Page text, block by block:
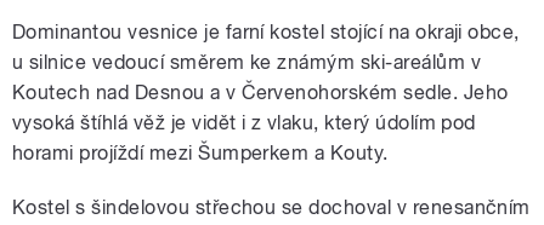
Dominantou vesnice je farní kostel stojící na okraji obce,
u silnice vedoucí směrem ke známým ski-areálům v
Koutech nad Desnou a v Červenohorském sedle. Jeho
vysoká štíhlá věž je vidět i z vlaku, který údolím pod
horami projíždí mezi Šumperkem a Kouty.
Kostel s šindelovou střechou se dochoval v renesančním